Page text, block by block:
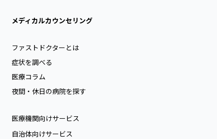
メディカルカウンセリング
ファストドクターとは
症状を調べる
医療コラム
夜間・休日の病院を探す
医療機関向けサービス
自治体向けサービス